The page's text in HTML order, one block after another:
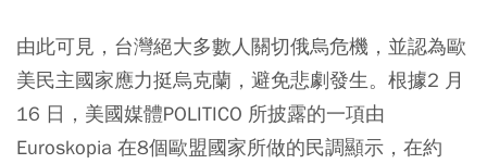
由此可見，台灣絕大多數人關切俄烏危機，並認為歐
美民主國家應力挺烏克蘭，避免悲劇發生。根據2 月
16 日，美國媒體POLITICO 所披露的一項由
Euroskopia 在8個歐盟國家所做的民調顯示，在約